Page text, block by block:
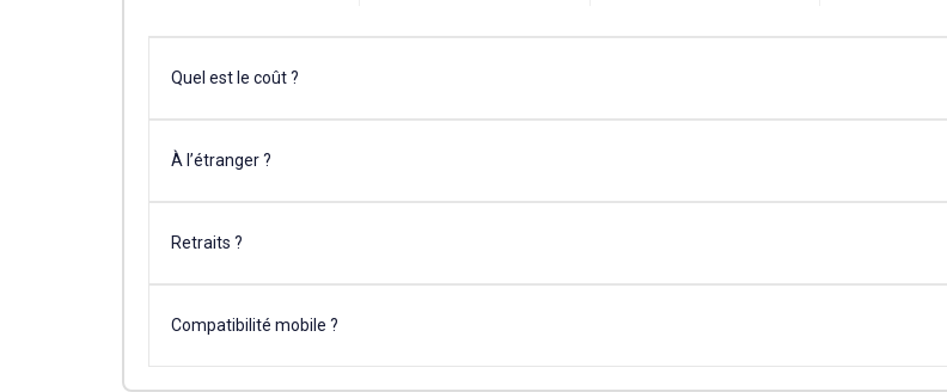
Quel est le coût ?
À l’étranger ?
Retraits ?
Compatibilité mobile ?